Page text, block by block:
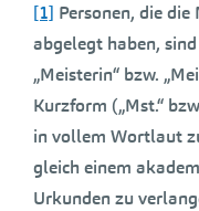
[1] Personen, die
abgelegt haben,
„Meisterin“ bzw.
Kurzform („Mst.“
in vollem Wortlaut
gleich einem
Urkunden zu